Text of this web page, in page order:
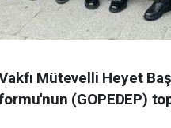
Mütevelli Heyet
(GOPEDEP)